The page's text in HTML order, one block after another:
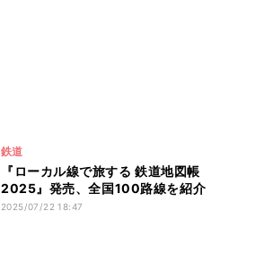
鉄道
『ローカル線で旅する 鉄道地図帳
2025』発売、全国100路線を紹介
2025/07/22 18:47